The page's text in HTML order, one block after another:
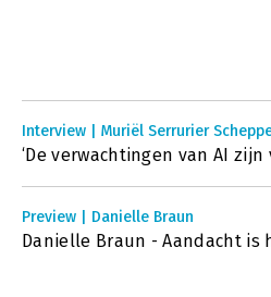
Interview | Muriël Serrurier
‘De verwachtingen van AI
Preview | Danielle Braun
Danielle Braun - Aandacht is